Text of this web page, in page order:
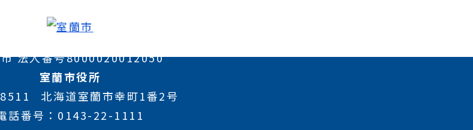
法人番号8000020012050
室蘭市役所
北海道室蘭市幸町1番2号
話番号
0143-22-1111